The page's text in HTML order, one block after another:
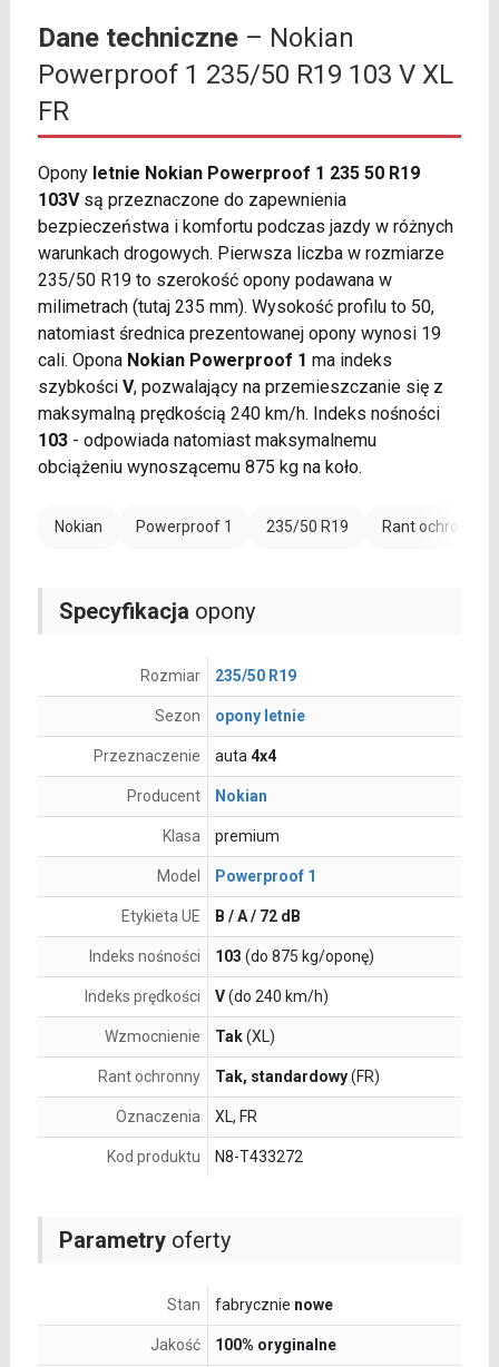
Dane techniczne– Nokian
Powerproof 1 235/50 R19 103 V XL
FR
Opony letnie Nokian Powerproof 1 235 50 R19
103Vsą przeznaczone do zapewnienia
bezpieczeństwa i komfortu podczas jazdy w różnych
warunkach drogowych. Pierwsza liczba w rozmiarze
235/50 R19 to szerokość opony podawana w
milimetrach (tutaj 235 mm). Wysokość profilu to 50,
natomiast średnica prezentowanej opony wynosi 19
cali. Opona Nokian Powerproof 1 ma indeks
szybkości V, pozwalający na przemieszczanie się z
maksymalną prędkością 240 km/h. Indeks nośności
103- odpowiada natomiast maksymalnemu
obciążeniu wynoszącemu 875 kg na koło.
Nokian Powerproof 1 235/50 R19 Rant ochronny
Parametryoferty
Stan fabrycznie nowe
Jakość 100% oryginalne
Specyfikacja opony
Rozmiar 235/50 R19
Sezon opony letnie
Przeznaczenie auta 4x4
Producent Nokian
Klasa premium
Model Powerproof 1
Etykieta UE B / A / 72 dB
Indeks nośności 103 (do 875 kg/oponę)
Indeks prędkości V(do 240 km/h)
Wzmocnienie Tak(XL)
Rant ochronny Tak, standardowy(FR)
Oznaczenia XL, FR
Kod produktu N8-T433272